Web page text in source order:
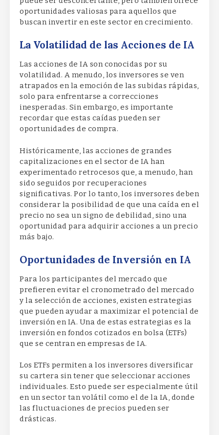
oportunidades valiosas para aquellos que
buscan invertir en este sector en crecimiento.
La Volatilidad de las Acciones de IA
Las acciones de IA son conocidas por su
volatilidad. A menudo, los inversores se ven
atrapados en la emoción de las subidas rápidas,
solo para enfrentarse a correcciones
inesperadas. Sin embargo, es importante
recordar que estas caídas pueden ser
oportunidades de compra.
Históricamente, las acciones de grandes
capitalizaciones en el sector de IA han
experimentado retrocesos que, a menudo, han
sido seguidos por recuperaciones
significativas. Por lo tanto, los inversores deben
considerar la posibilidad de que una caída en el
precio no sea un signo de debilidad, sino una
oportunidad para adquirir acciones a un precio
más bajo.
Oportunidades de Inversión en IA
Para los participantes del mercado que
prefieren evitar el cronometrado del mercado
y la selección de acciones, existen estrategias
que pueden ayudar a maximizar el potencial de
inversión en IA. Una de estas estrategias es la
inversión en fondos cotizados en bolsa (ETFs)
que se centran en empresas de IA.
Los ETFs permiten a los inversores diversificar
su cartera sin tener que seleccionar acciones
individuales. Esto puede ser especialmente útil
en un sector tan volátil como el de la IA, donde
las fluctuaciones de precios pueden ser
drásticas.